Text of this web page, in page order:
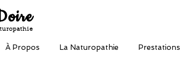
À Propos La Naturopathie Prestations